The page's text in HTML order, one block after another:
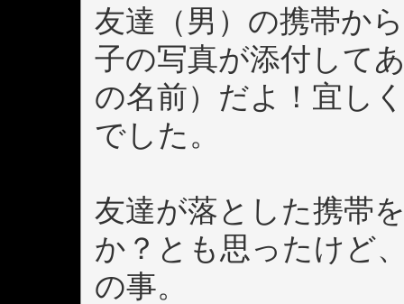
友達（男）の携帯か
子の写真が添付して
の名前）だよ！宜し
でした。
友達が落とした携帯
か？とも思ったけど
の事。